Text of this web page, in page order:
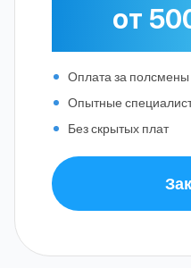
от
Оплата за полсмены
Опытные
Без скрытых плат